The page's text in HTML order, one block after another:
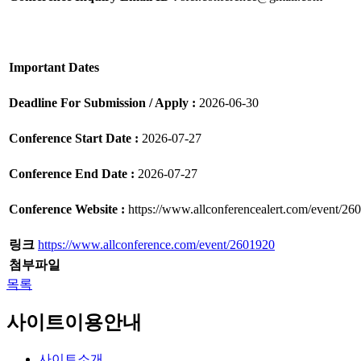
Important Dates
Deadline For Submission / Apply : 2026-06-30
Conference Start Date : 2026-07-27
Conference End Date : 2026-07-27
Conference Website : https://www.allconferencealert.com/event/
링크 https://www.allconference.com/event/2601920
첨부파일
목록
사이트이용안내